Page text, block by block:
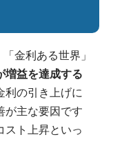
金利ある世界」
増益を達成する
利の引き上げに
が主な要因です
スト上昇といっ